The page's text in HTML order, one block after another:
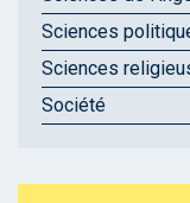
Sciences
Sciences
Société